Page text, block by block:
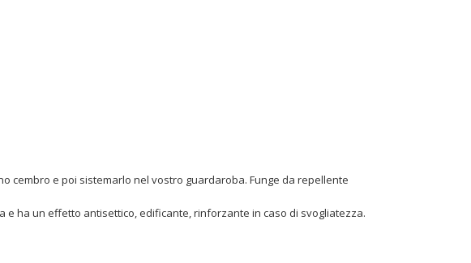
cembro e poi sistemarlo nel vostro guardaroba. Funge da repellente
ha un effetto antisettico, edificante, rinforzante in caso di svogliatezza.